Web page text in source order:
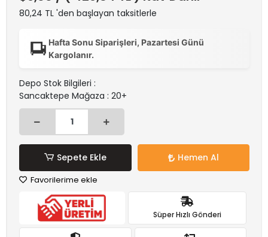
80,24 TL 'den başlayan taksitlerle
Hafta Sonu Siparişleri, Pazartesi Günü
Kargolanır.
Depo Stok Bilgileri :
Sancaktepe Mağaza : 20+
Sepete Ekle Hemen Al
Favorilerime ekle
Süper Hızlı Gönderi